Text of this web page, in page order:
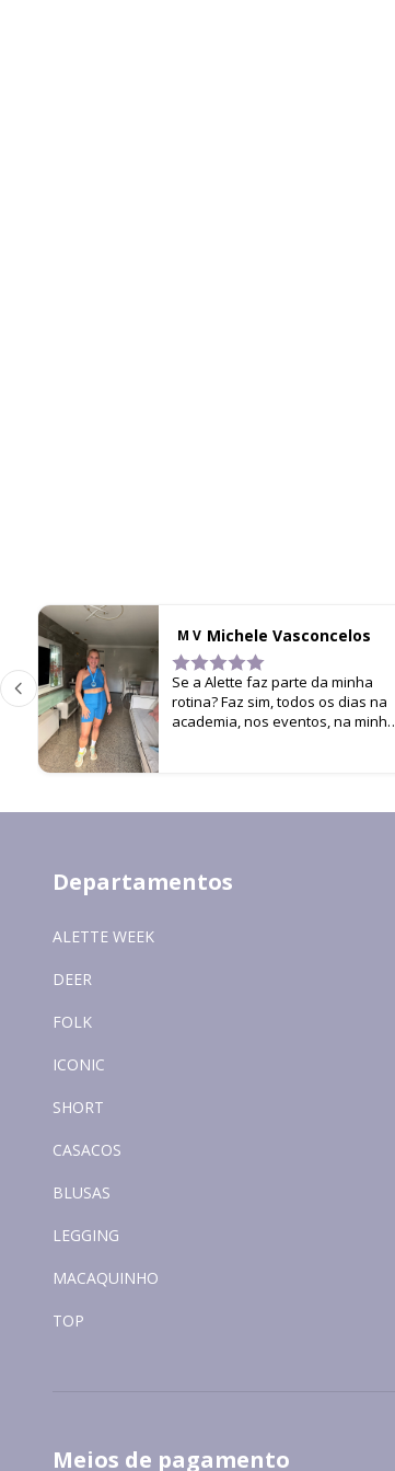
M V Michele Vasconcelos
Se a Alette faz parte da minha
rotina? Faz sim, todos os dias na
academia, nos eventos, na minha
Departamentos
ALETTE WEEK
DEER
FOLK
ICONIC
SHORT
CASACOS
BLUSAS
LEGGING
MACAQUINHO
TOP
Meios de pagamento